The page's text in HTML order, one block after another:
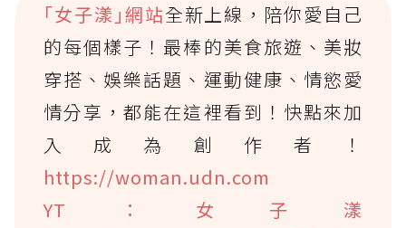
｢女子漾｣網站全新上線，陪你愛自己
的每個樣子！最棒的美食旅遊、美妝
穿搭、娛樂話題、運動健康、情慾愛
情分享，都能在這裡看到！快點來加
入成為創作者！
https://woman.udn.com
YT：女子漾